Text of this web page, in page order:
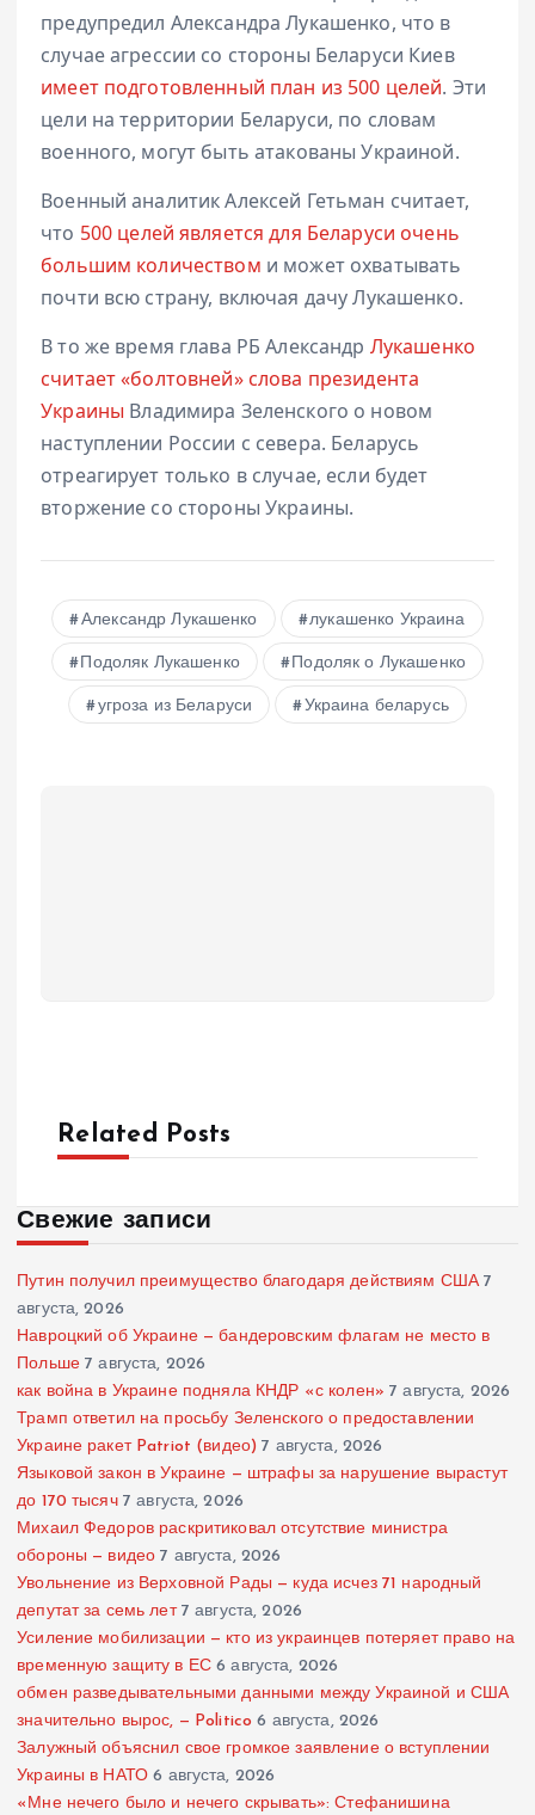
предупредил Александра Лукашенко, что в
случае агрессии со стороны Беларуси Киев
имеет подготовленный план из 500 целей. Эти
цели на территории Беларуси, по словам
военного, могут быть атакованы Украиной.
Военный аналитик Алексей Гетьман считает,
что 500 целей является для Беларуси очень
большим количеством и может охватывать
почти всю страну, включая дачу Лукашенко.
В то же время глава РБ Александр Лукашенко
считает «болтовней» слова президента
Украины Владимира Зеленского о новом
наступлении России с севера. Беларусь
отреагирует только в случае, если будет
вторжение со стороны Украины.
Александр Лукашенко лукашенко Украина
Подоляк Лукашенко Подоляк о Лукашенко
угроза из Беларуси Украина беларусь
Related Posts
Свежие записи
Путин получил преимущество благодаря действиям США 7
августа, 2026
Навроцкий об Украине — бандеровским флагам не место в
Польше 7 августа, 2026
как война в Украине подняла КНДР «с колен» 7 августа, 2026
Трамп ответил на просьбу Зеленского о предоставлении
Украине ракет Patriot (видео) 7 августа, 2026
Языковой закон в Украине — штрафы за нарушение вырастут
до 170 тысяч 7 августа, 2026
Михаил Федоров раскритиковал отсутствие министра
обороны — видео 7 августа, 2026
Увольнение из Верховной Рады — куда исчез 71 народный
депутат за семь лет 7 августа, 2026
Усиление мобилизации — кто из украинцев потеряет право на
временную защиту в ЕС 6 августа, 2026
обмен разведывательными данными между Украиной и США
значительно вырос, — Politico 6 августа, 2026
Залужный объяснил свое громкое заявление о вступлении
Украины в НАТО 6 августа, 2026
«Мне нечего было и нечего скрывать»: Стефанишина